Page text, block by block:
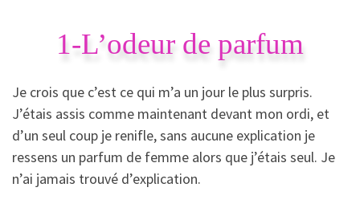
1-L’odeur de parfum
Je crois que c’est ce qui m’a un jour le plus surpris.
J’étais assis comme maintenant devant mon ordi, et
d’un seul coup je renifle, sans aucune explication je
ressens un parfum de femme alors que j’étais seul. Je
n’ai jamais trouvé d’explication.